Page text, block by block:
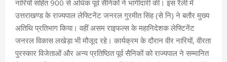
नारियों सहित 900 से अधिक पूर्व सैनिकों ने भागीदारी की। इस रैली में
उत्तराखण्ड के राज्यपाल लेफ्टिनेंट जनरल गुरमीत सिंह (से नि) ने बतौर मुख्य
अतिथि प्रतिभाग किया। वहीं असम राइफल्स के महानिदेशक लेफ्टिनेंट
जनरल विकास लखेड़ा भी मौजूद रहे। कार्यक्रम के दौरान वीर नारियों, वीरता
पुरस्कार विजेताओं और अन्य प्रतिष्ठित पूर्व सैनिकों को राज्यपाल ने सम्मानित